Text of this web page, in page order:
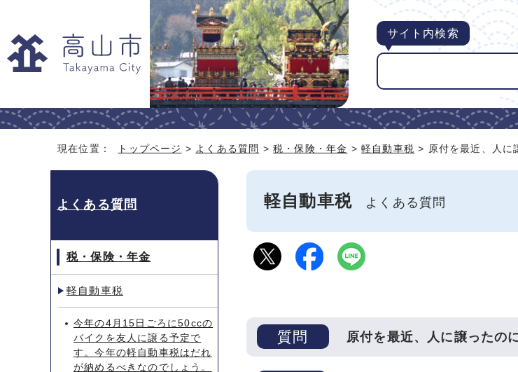
サイト内検索
現在位置： トップページ > よくある質問 >税・保険・年金 >軽自動車税 > 原付を最近、人に
軽自動車税 よくある質問
質問 原付を最近、人に譲ったの
よくある質問
税・保険・年金
軽自動車税
今年の4月15日ごろに50ccの
バイクを友人に譲る予定で
す。今年の軽自動車税はだれ
が納めるべきなのでしょう。